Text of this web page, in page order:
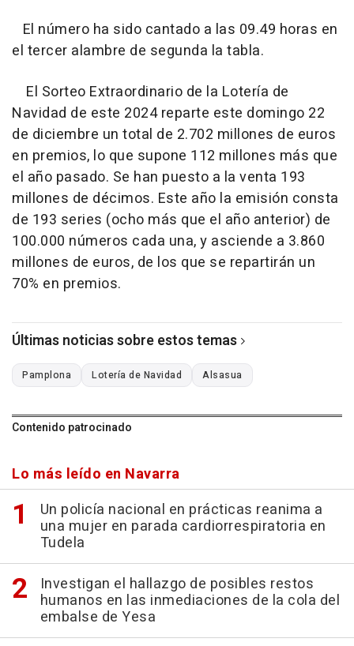
El número ha sido cantado a las 09.49 horas en
el tercer alambre de segunda la tabla.
El Sorteo Extraordinario de la Lotería de
Navidad de este 2024 reparte este domingo 22
de diciembre un total de 2.702 millones de euros
en premios, lo que supone 112 millones más que
el año pasado. Se han puesto a la venta 193
millones de décimos. Este año la emisión consta
de 193 series (ocho más que el año anterior) de
100.000 números cada una, y asciende a 3.860
millones de euros, de los que se repartirán un
70% en premios.
Últimas noticias sobre estos temas
Pamplona Lotería de Navidad Alsasua
Contenido patrocinado
Lo más leído en Navarra
Un policía nacional en prácticas reanima a
una mujer en parada cardiorrespiratoria en
Tudela
Investigan el hallazgo de posibles restos
humanos en las inmediaciones de la cola del
embalse de Yesa